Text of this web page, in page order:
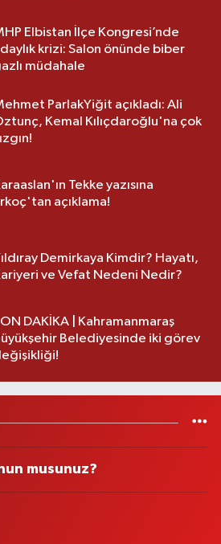
Elbistan İlçe Kongresi’nde
krizi: Salon önünde biber
müdahale
ParlakYiğit açıkladı: Ali
Kemal Kılıçdaroğlu'na çok
Tekke yazısına
açıklama!
Demirkaya Kimdir? Hayatı,
ve Vefat Nedeni Nedir?
DAKİKA | Kahramanmaraş
Belediyesinde iki görev
musunuz?